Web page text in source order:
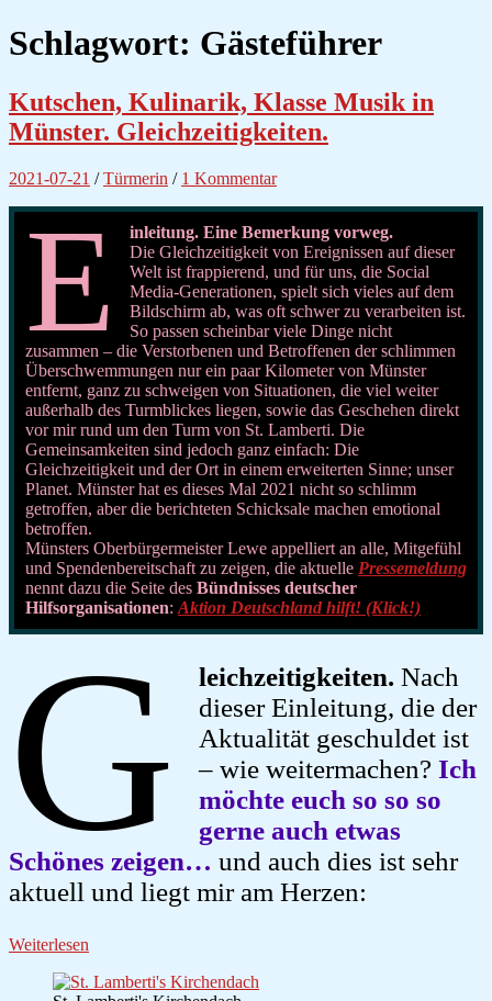
Schlagwort: Gästeführer
Kutschen, Kulinarik, Klasse Musik in
Münster. Gleichzeitigkeiten.
2021-07-21 /Türmerin / 1 Kommentar
E inleitung. Eine Bemerkung vorweg.
Die Gleichzeitigkeit von Ereignissen auf dieser
Welt ist frappierend, und für uns, die Social
Media-Generationen, spielt sich vieles auf dem
Bildschirm ab, was oft schwer zu verarbeiten ist.
So passen scheinbar viele Dinge nicht
zusammen – die Verstorbenen und Betroffenen der schlimmen
Überschwemmungen nur ein paar Kilometer von Münster
entfernt, ganz zu schweigen von Situationen, die viel weiter
außerhalb des Turmblickes liegen, sowie das Geschehen direkt
vor mir rund um den Turm von St. Lamberti. Die
Gemeinsamkeiten sind jedoch ganz einfach: Die
Gleichzeitigkeit und der Ort in einem erweiterten Sinne; unser
Planet. Münster hat es dieses Mal 2021 nicht so schlimm
getroffen, aber die berichteten Schicksale machen emotional
betroffen.
Münsters Oberbürgermeister Lewe appelliert an alle, Mitgefühl
und Spendenbereitschaft zu zeigen, die aktuelle Pressemeldung
nennt dazu die Seite des Bündnisses deutscher
Hilfsorganisationen: Aktion Deutschland hilft! (Klick!)
G leichzeitigkeiten. Nach
dieser Einleitung, die der
Aktualität geschuldet ist
– wie weitermachen? Ich
möchte euch so so so
gerne auch etwas
Schönes zeigen… und auch dies ist sehr
aktuell und liegt mir am Herzen:
Weiterlesen